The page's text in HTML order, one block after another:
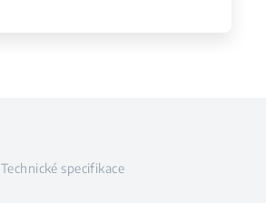
Technické specifikace